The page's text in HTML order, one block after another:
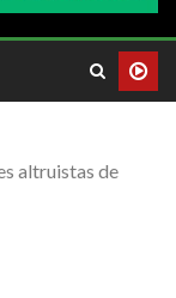
altruistas de